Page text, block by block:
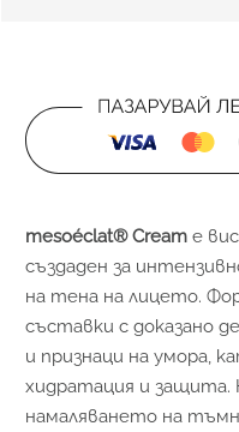
mesoéclat® Cream е
създаден за
на тена на лицето.
съставки с доказано
и признаци на умора,
хидратация и
намаляването на